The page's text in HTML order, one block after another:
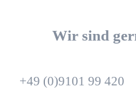
Wir sind
+49 (0)9101 99 420